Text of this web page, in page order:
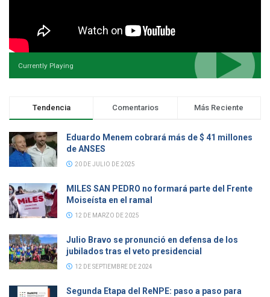
Currently Playing
Tendencia Comentarios Más Reciente
Eduardo Menem cobrará más de $ 41 millones
de ANSES
20 DE JULIO DE 2025
MILES SAN PEDRO no formará parte del Frente
Moiseísta en el ramal
12 DE MARZO DE 2025
Julio Bravo se pronunció en defensa de los
jubilados tras el veto presidencial
12 DE SEPTIEMBRE DE 2024
Segunda Etapa del ReNPE: paso a paso para